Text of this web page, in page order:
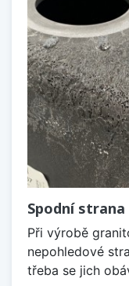
Spodní
Při výrobě
nepohledové
třeba se jich